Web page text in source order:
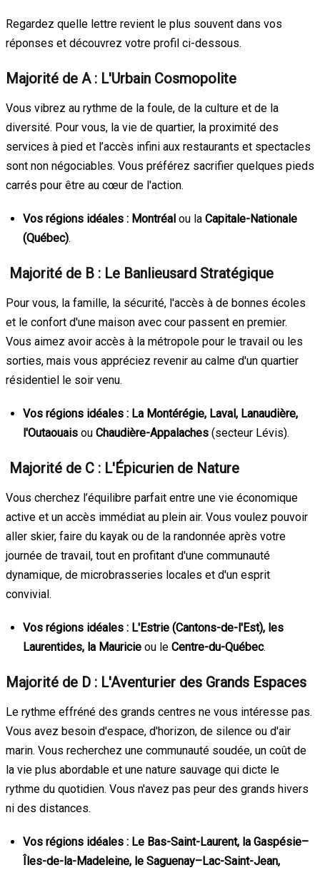
Regardez quelle lettre revient le plus souvent dans vos
réponses et découvrez votre profil ci-dessous.
Majorité de A : L'Urbain Cosmopolite
Vous vibrez au rythme de la foule, de la culture et de la
diversité. Pour vous, la vie de quartier, la proximité des
services à pied et l’accès infini aux restaurants et spectacles
sont non négociables. Vous préférez sacrifier quelques pieds
carrés pour être au cœur de l'action.
Vos régions idéales : Montréal ou la Capitale-Nationale
(Québec).
Majorité de B : Le Banlieusard Stratégique
Pour vous, la famille, la sécurité, l'accès à de bonnes écoles
et le confort d'une maison avec cour passent en premier.
Vous aimez avoir accès à la métropole pour le travail ou les
sorties, mais vous appréciez revenir au calme d'un quartier
résidentiel le soir venu.
Vos régions idéales : La Montérégie, Laval, Lanaudière,
l'Outaouais ou Chaudière-Appalaches (secteur Lévis).
Majorité de C : L'Épicurien de Nature
Vous cherchez l’équilibre parfait entre une vie économique
active et un accès immédiat au plein air. Vous voulez pouvoir
aller skier, faire du kayak ou de la randonnée après votre
journée de travail, tout en profitant d'une communauté
dynamique, de microbrasseries locales et d'un esprit
convivial.
Vos régions idéales : L'Estrie (Cantons-de-l'Est), les
Laurentides, la Mauricie ou le Centre-du-Québec.
Majorité de D : L'Aventurier des Grands Espaces
Le rythme effréné des grands centres ne vous intéresse pas.
Vous avez besoin d'espace, d'horizon, de silence ou d'air
marin. Vous recherchez une communauté soudée, un coût de
la vie plus abordable et une nature sauvage qui dicte le
rythme du quotidien. Vous n'avez pas peur des grands hivers
ni des distances.
Vos régions idéales : Le Bas-Saint-Laurent, la Gaspésie–
Îles-de-la-Madeleine, le Saguenay–Lac-Saint-Jean,